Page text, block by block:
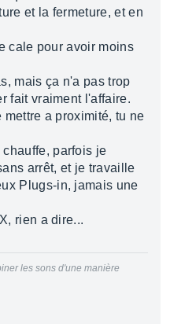
et la fermeture, et en
cale pour avoir moins
mais ça n'a pas trop
fait vraiment l'affaire.
a proximité, tu ne
parfois je
arrêt, et je travaille
Plugs-in, jamais une
rien a dire...
les sons d'une manière